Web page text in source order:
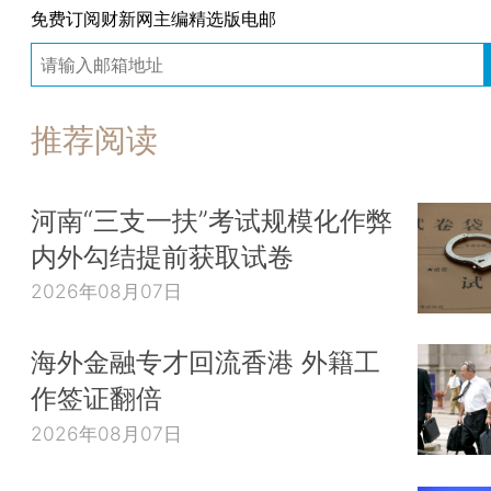
免费订阅财新网主编精选版电邮
推荐阅读
河南“三支一扶”考试规模化作弊
内外勾结提前获取试卷
2026年08月07日
海外金融专才回流香港 外籍工
作签证翻倍
2026年08月07日